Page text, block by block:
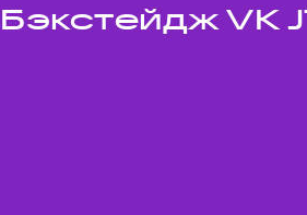
Бэкстейдж VK